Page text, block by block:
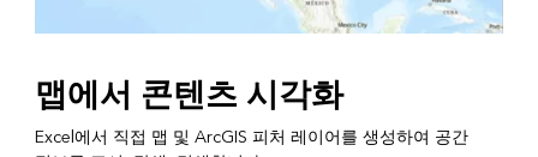
맵에서 콘텐츠 시각화
Excel에서 직접 맵 및 ArcGIS 피처 레이어를 생성하여 공간